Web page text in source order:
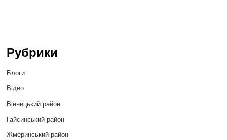
Рубрики
Блоги
Відео
Вінницький район
Гайсинський район
Жмеринський район